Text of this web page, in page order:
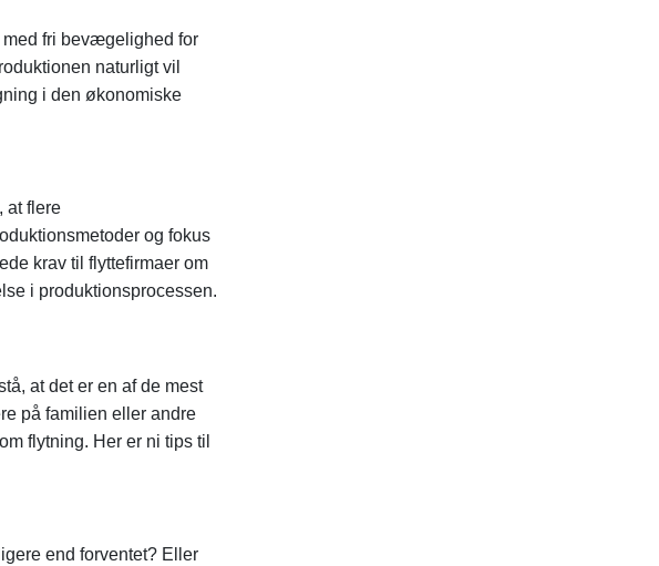
med fri bevægelighed for
naturligt vil
i den økonomiske
at flere
og fokus
krav til flyttefirmaer om
i produktionsprocessen.
at det er en af de mest
på familien eller andre
flytning. Her er ni tips til
end forventet? Eller